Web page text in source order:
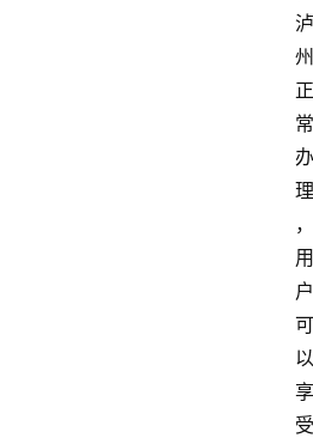
泸
州
正
常
办
理
，
用
户
可
以
享
受